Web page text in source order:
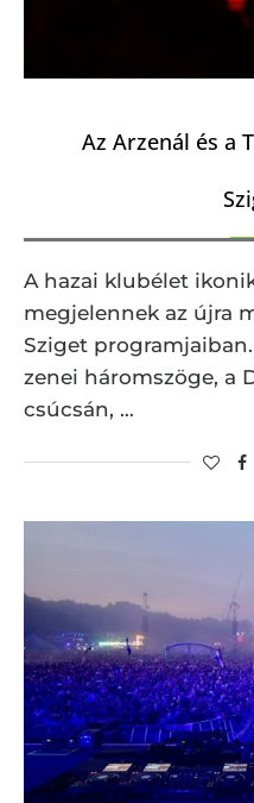
Az Arzenál és a
A hazai klubélet
megjelennek az újra
Sziget
zenei háromszöge, a
csúcsán, …